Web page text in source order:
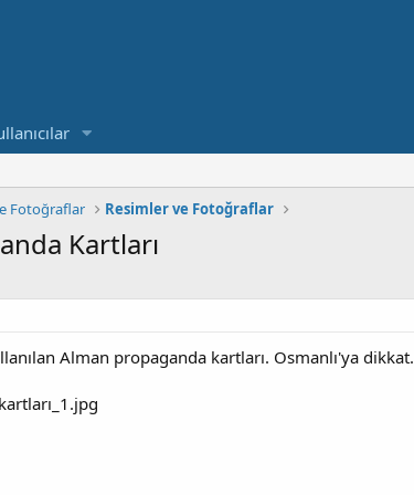
Fotoğraflar Resimler ve Fotoğraflar
Kartları
Alman propaganda kartları. Osmanlı'ya dikkat.